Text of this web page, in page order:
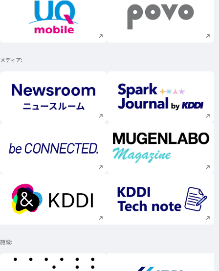
新規ウィンドウで開く 新規ウィンドウで
メディア
新規ウィンドウで開く 新規ウィンドウで
新規ウィンドウで開く 新規ウィンドウで
新規ウィンドウで開く 新規ウィンドウで
施設